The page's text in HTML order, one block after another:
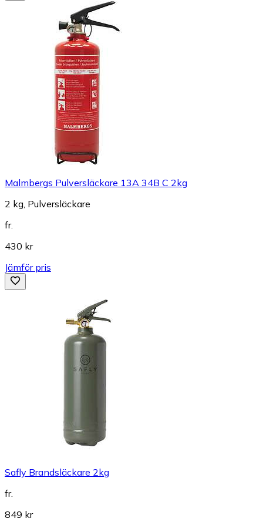
Malmbergs Pulversläckare 13A 34B C 2kg
2 kg, Pulversläckare
fr.
430 kr
Jämför pris
Safly Brandsläckare 2kg
fr.
849 kr